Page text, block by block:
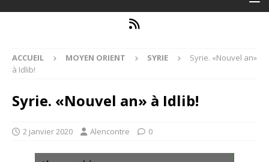
ACCUEIL MOYEN ORIENT SYRIE
Syrie. «Nouvel an»
à Idlib!
Syrie. «Nouvel an» à Idlib!
2 janvier 2020 Alencontre 0